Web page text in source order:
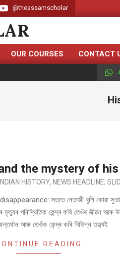
@theassamscholar
OUR COURSES CONTACT
the mystery of
INDIAN HISTORY, NEWS HEADLINE,
সততে নেতাজী বুলি কোৱা সুভাষ
পৰিস্থিতিক কেন্দ্ৰ কৰি তেওঁৰ জীৱন আৰু
আৰু তেওঁক কেন্দ্ৰ কৰি বিভিন্ন তত্ত্বই
READING